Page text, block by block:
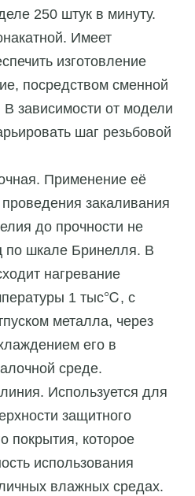
250 штук в минуту.
Имеет
изготовление
посредством сменной
зависимости от модели
шаг резьбовой
Применение её
закаливания
до прочности не
по шкале Бринелля. В
нагревание
1 тыс℃, с
металла, через
его в
среде.
Используется для
защитного
покрытия, которое
использования
влажных средах.